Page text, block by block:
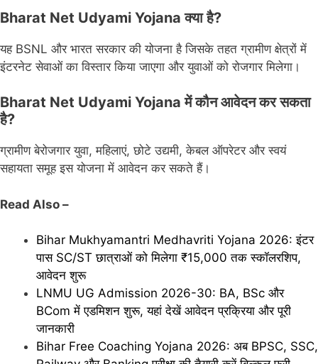
Bharat Net Udyami Yojana क्या है?
यह BSNL और भारत सरकार की योजना है जिसके तहत ग्रामीण क्षेत्रों में
इंटरनेट सेवाओं का विस्तार किया जाएगा और युवाओं को रोजगार मिलेगा।
Bharat Net Udyami Yojana में कौन आवेदन कर सकता
है?
ग्रामीण बेरोजगार युवा, महिलाएं, छोटे उद्यमी, केबल ऑपरेटर और स्वयं
सहायता समूह इस योजना में आवेदन कर सकते हैं।
Read Also –
Bihar Mukhyamantri Medhavriti Yojana 2026: इंटर
पास SC/ST छात्राओं को मिलेगा ₹15,000 तक स्कॉलरशिप,
आवेदन शुरू
LNMU UG Admission 2026-30: BA, BSc और
BCom में एडमिशन शुरू, यहां देखें आवेदन प्रक्रिया और पूरी
जानकारी
Bihar Free Coaching Yojana 2026: अब BPSC, SSC,